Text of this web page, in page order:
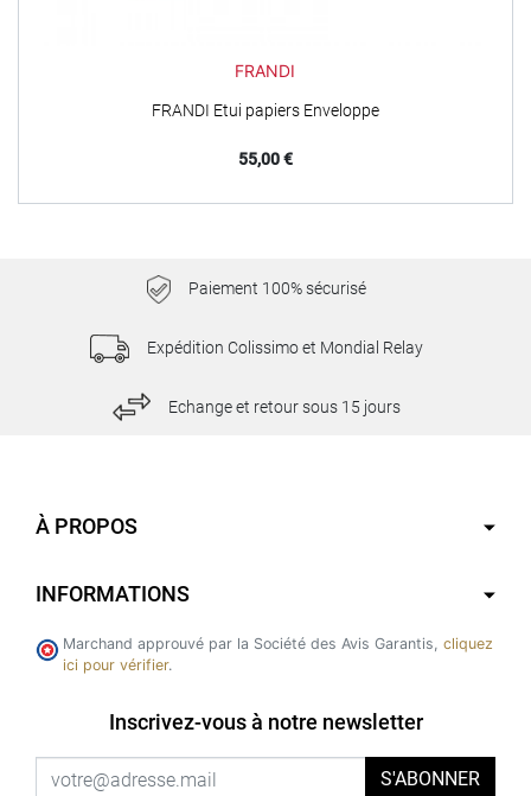
FRANDI
FRANDI Etui papiers Enveloppe
Prix
55,00 €
Paiement 100% sécurisé
Expédition Colissimo et Mondial Relay
Echange et retour sous 15 jours
À PROPOS
INFORMATIONS
Marchand approuvé par la Société des Avis Garantis, cliquez
ici pour vérifier.
Inscrivez-vous à notre newsletter
S'ABONNER